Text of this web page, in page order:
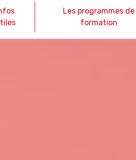
Les programmes de
formation